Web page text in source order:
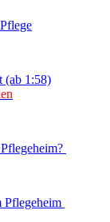
(ab 1:58)
Pflegeheim